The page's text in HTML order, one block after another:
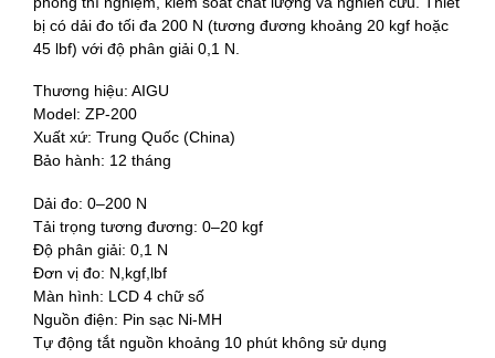
bị có dải đo tối đa 200 N (tương đương khoảng 20 kgf hoặc
45 lbf) với độ phân giải 0,1 N.
Thương hiệu: AIGU
Model: ZP-200
Xuất xứ: Trung Quốc (China)
Bảo hành: 12 tháng
Dải đo: 0–200 N
Tải trọng tương đương: 0–20 kgf
Độ phân giải: 0,1 N
Đơn vị đo: N,kgf,lbf
Màn hình: LCD 4 chữ số
Nguồn điện: Pin sạc Ni-MH
Tự động tắt nguồn khoảng 10 phút không sử dụng